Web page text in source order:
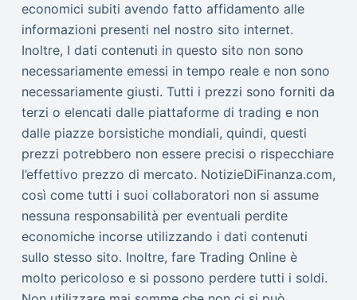
economici subiti avendo fatto affidamento alle
informazioni presenti nel nostro sito internet.
Inoltre, I dati contenuti in questo sito non sono
necessariamente emessi in tempo reale e non sono
necessariamente giusti. Tutti i prezzi sono forniti da
terzi o elencati dalle piattaforme di trading e non
dalle piazze borsistiche mondiali, quindi, questi
prezzi potrebbero non essere precisi o rispecchiare
l’effettivo prezzo di mercato. NotizieDiFinanza.com,
così come tutti i suoi collaboratori non si assume
nessuna responsabilità per eventuali perdite
economiche incorse utilizzando i dati contenuti
sullo stesso sito. Inoltre, fare Trading Online è
molto pericoloso e si possono perdere tutti i soldi.